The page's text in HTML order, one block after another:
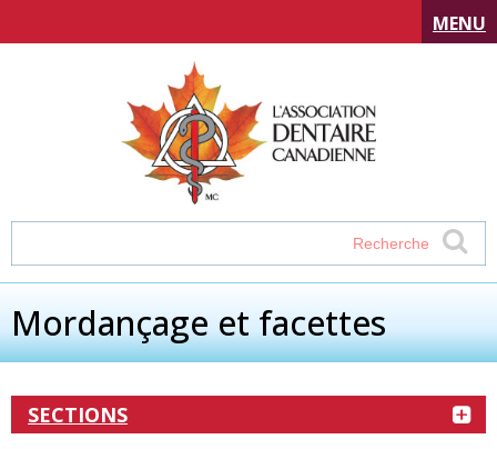
MENU
Mordançage et facettes
SECTIONS